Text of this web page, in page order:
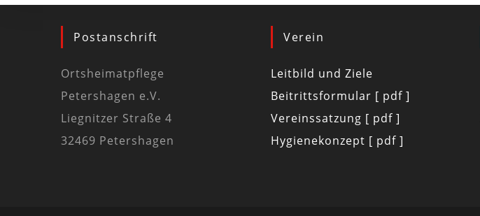
Postanschrift
Ortsheimatpflege
Petershagen e.V.
Liegnitzer Straße 4
32469 Petershagen
Verein
Leitbild und Ziele
Beitrittsformular [ pdf ]
Vereinssatzung [ pdf ]
Hygienekonzept [ pdf ]